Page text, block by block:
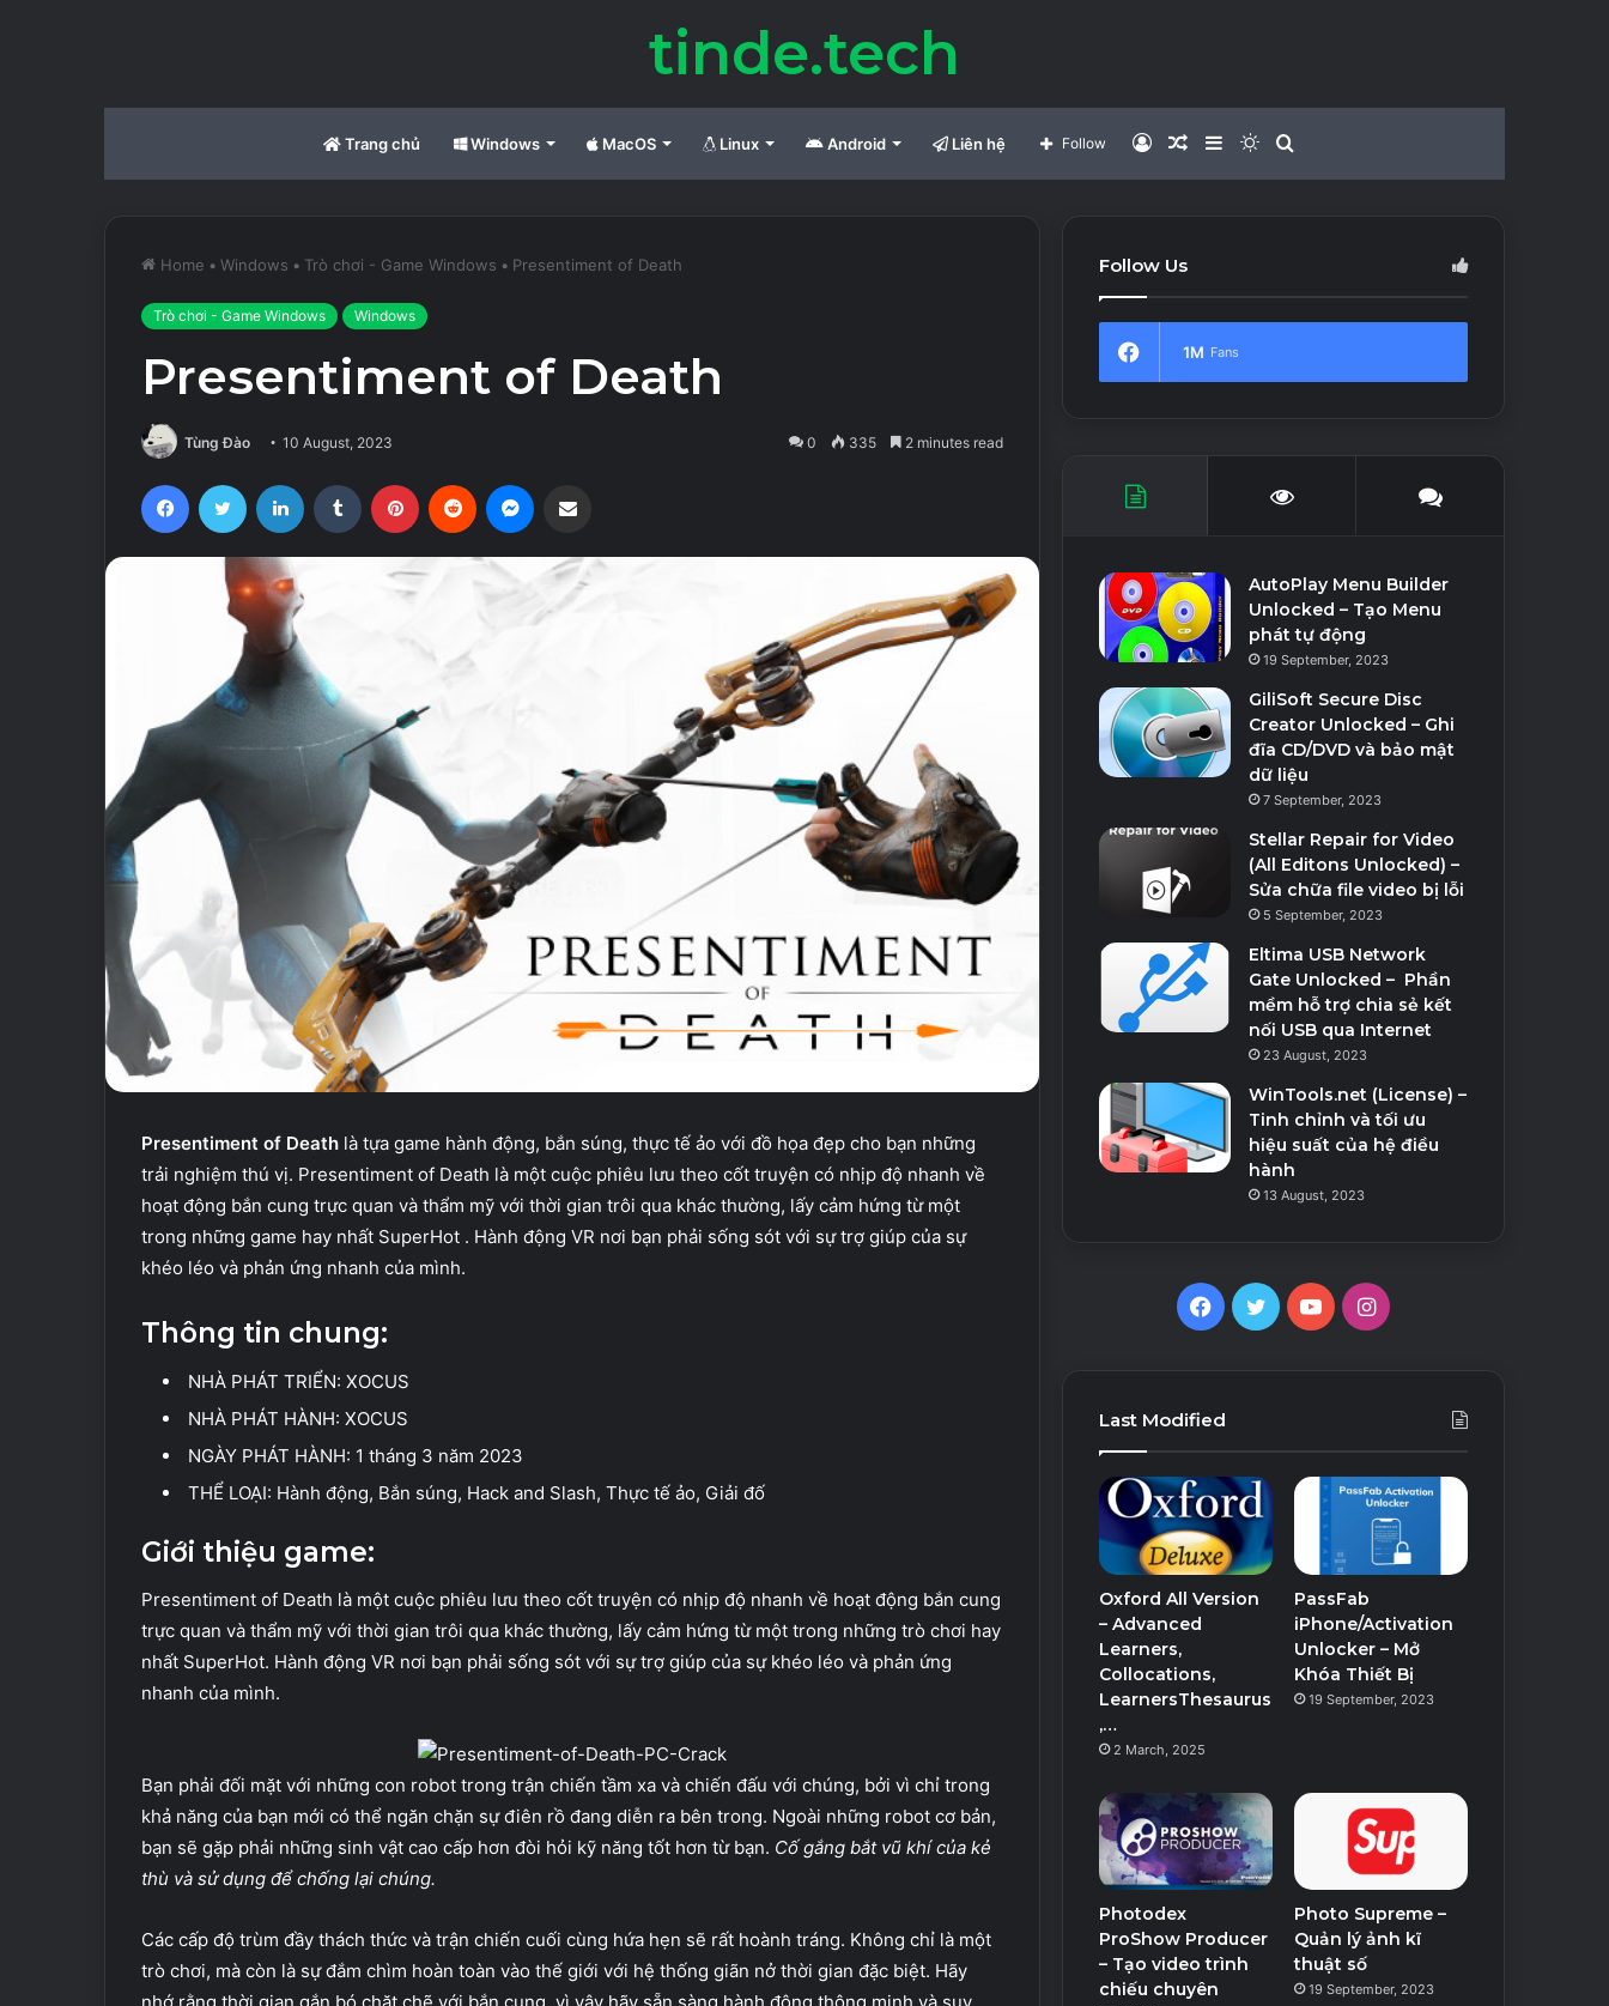
tinde.tech
Trang chủ Windows MacOS Linux Android Liên hệ Switch
Sidebar
Random
Log
Follow
Home • Windows • Trò chơi - Game Windows • Presentiment of Death
Trò chơi - Game Windows Windows
Presentiment of Death
Tùng Đào 10 August, 2023 0 335 2 minutes read
FacebookTwitter LinkedIn Tumblr Pinterest Reddit
Presentiment of Death là tựa game hành động, bắn súng, thực tế ảo với đồ họa đẹp cho bạn những
trải nghiệm thú vị. Presentiment of Death là một cuộc phiêu lưu theo cốt truyện có nhịp độ nhanh về
hoạt động bắn cung trực quan và thẩm mỹ với thời gian trôi qua khác thường, lấy cảm hứng từ một
trong những game hay nhất SuperHot . Hành động VR nơi bạn phải sống sót với sự trợ giúp của sự
khéo léo và phản ứng nhanh của mình.
Thông tin chung:
NHÀ PHÁT TRIỂN: XOCUS
NHÀ PHÁT HÀNH: XOCUS
NGÀY PHÁT HÀNH: 1 tháng 3 năm 2023
THỂ LOẠI: Hành động, Bắn súng, Hack and Slash, Thực tế ảo, Giải đố
Giới thiệu game:
Presentiment of Death là một cuộc phiêu lưu theo cốt truyện có nhịp độ nhanh về hoạt động bắn cung
trực quan và thẩm mỹ với thời gian trôi qua khác thường, lấy cảm hứng từ một trong những trò chơi hay
nhất SuperHot. Hành động VR nơi bạn phải sống sót với sự trợ giúp của sự khéo léo và phản ứng
nhanh của mình.
Bạn phải đối mặt với những con robot trong trận chiến tầm xa và chiến đấu với chúng, bởi vì chỉ trong
khả năng của bạn mới có thể ngăn chặn sự điên rồ đang diễn ra bên trong. Ngoài những robot cơ bản,
bạn sẽ gặp phải những sinh vật cao cấp hơn đòi hỏi kỹ năng tốt hơn từ bạn. Cố gắng bắt vũ khí của kẻ
thù và sử dụng để chống lại chúng.
Các cấp độ trùm đầy thách thức và trận chiến cuối cùng hứa hẹn sẽ rất hoành tráng. Không chỉ là một
trò chơi, mà còn là sự đắm chìm hoàn toàn vào thế giới với hệ thống giãn nở thời gian đặc biệt. Hãy
Follow Us
1M Fans
AutoPlay Menu Builder
Unlocked – Tạo Menu
phát tự động
19 September, 2023
GiliSoft Secure Disc
Creator Unlocked – Ghi
đĩa CD/DVD và bảo mật
dữ liệu
7 September, 2023
Stellar Repair for Video
(All Editons Unlocked) –
Sửa chữa file video bị lỗi
5 September, 2023
Eltima USB Network
Gate Unlocked – Phần
mềm hỗ trợ chia sẻ kết
nối USB qua Internet
23 August, 2023
WinTools.net (License) –
Tinh chỉnh và tối ưu
hiệu suất của hệ điều
hành
13 August, 2023
Facebook
TwitterYouTubeInstagram
Last Modified
Oxford All Version
– Advanced
Learners,
Collocations,
LearnersThesaurus
,…
2 March, 2025
PassFab
iPhone/Activation
Unlocker – Mở
Khóa Thiết Bị
19 September, 2023
Photodex
ProShow Producer
– Tạo video trình
chiếu chuyên
Photo Supreme –
Quản lý ảnh kĩ
thuật số
19 September, 2023